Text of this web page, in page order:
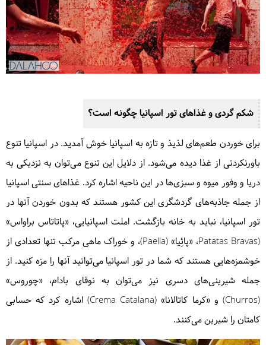
شکم گردی و غذاهای تور اسپانیا چگونه است؟
برای خوردن طعم‌های لذیذ و تازه به اسپانیا خوش آمدید. در اسپانیا تنوع
باورنکردنی از غذا دیده می‌شود. از دلایل این تنوع می‌توان به نزدیکی به
دریا و وفور میوه و سبزی‌ها در این ناحیه اشاره کرد. غذاهای سنتی اسپانیا
از جمله جاذبه‌های گردشگری این کشور هستند که بدون خوردن آنها در
تور اسپانیا، نباید به خانه بازگشت. املت اسپانیایی، «پاتاتاس براواس»
(Patatas Bravas، «پائِیا» (Paella)، و خوراک ماهی مرکب تنها تعدادی از
خوشمزه‌هایی هستند که شما در تور اسپانیا می‌توانید آنها را مزه کنید. از
جمله شیرینی‌های دسری نیز می‌توان به نوقای بادام، «چوروس»
(Churros) و «کرما کاتالانا» (Crema Catalana) اشاره کرد که حسابی
کامتان را شیرین می‌کنند.